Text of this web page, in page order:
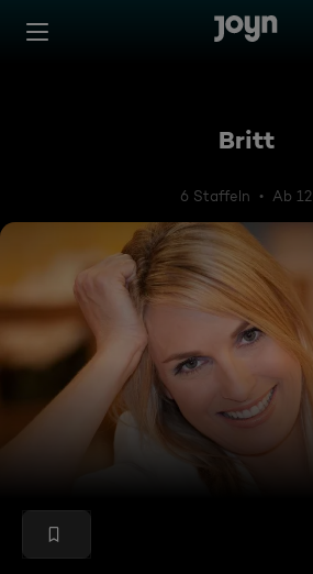
Zum Inhalt springen
Britt
6 Staffeln Ab 12